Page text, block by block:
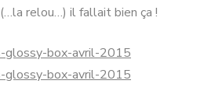
relou…) il fallait bien ça !